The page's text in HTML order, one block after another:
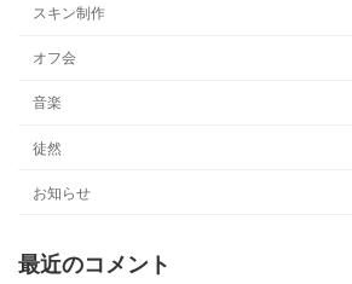
スキン制作
オフ会
音楽
徒然
お知らせ
最近のコメント